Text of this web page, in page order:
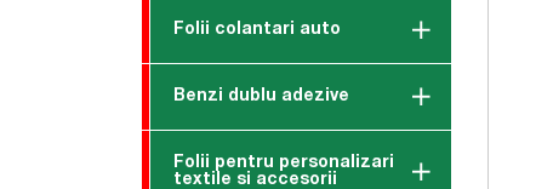
Folii colantari auto
Benzi dublu adezive
Folii pentru personalizari
textile si accesorii